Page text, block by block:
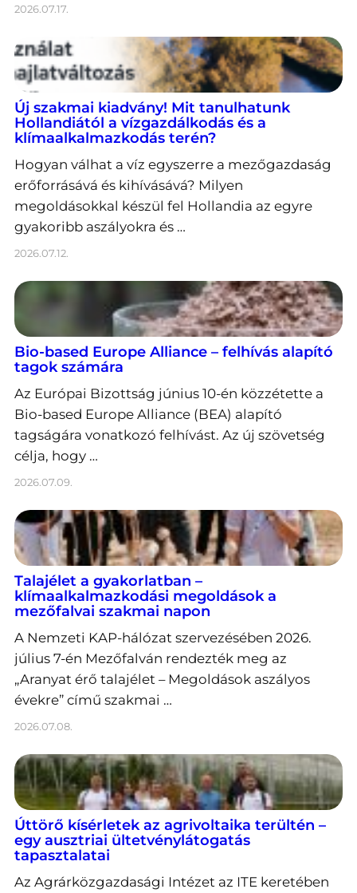
2026.07.17.
Új szakmai kiadvány! Mit tanulhatunk
Hollandiától a vízgazdálkodás és a
klímaalkalmazkodás terén?
Hogyan válhat a víz egyszerre a mezőgazdaság
erőforrásává és kihívásává? Milyen
megoldásokkal készül fel Hollandia az egyre
gyakoribb aszályokra és …
2026.07.12.
Bio-based Europe Alliance – felhívás alapító
tagok számára
Az Európai Bizottság június 10-én közzétette a
Bio-based Europe Alliance (BEA) alapító
tagságára vonatkozó felhívást. Az új szövetség
célja, hogy …
2026.07.09.
Talajélet a gyakorlatban –
klímaalkalmazkodási megoldások a
mezőfalvai szakmai napon
A Nemzeti KAP-hálózat szervezésében 2026.
július 7-én Mezőfalván rendezték meg az
„Aranyat érő talajélet – Megoldások aszályos
évekre” című szakmai …
2026.07.08.
Úttörő kísérletek az agrivoltaika terültén –
egy ausztriai ültetvénylátogatás
tapasztalatai
Az Agrárközgazdasági Intézet az ITE keretében